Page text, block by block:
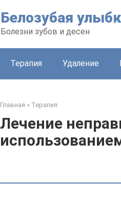
Белозубая
Болезни зубов и десен
Терапия Удаление
Главная » Терапия
Лечение